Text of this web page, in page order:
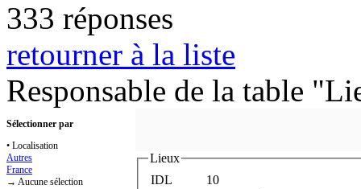
333 réponses
retourner à la liste
Responsable de la table
Sélectionner par
• Localisation
Autres
France
→ Aucune sélection
Lieux
IDL
10